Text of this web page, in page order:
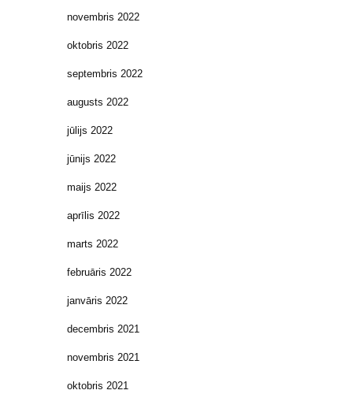
novembris 2022
oktobris 2022
septembris 2022
augusts 2022
jūlijs 2022
jūnijs 2022
maijs 2022
aprīlis 2022
marts 2022
februāris 2022
janvāris 2022
decembris 2021
novembris 2021
oktobris 2021